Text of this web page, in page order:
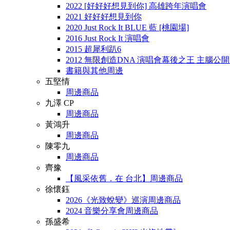
2022 [好好好想見到你] 高雄跨年演唱會
2021 好好好想見到你
2020 Just Rock It BLUE 藍 [桃園場]
2016 Just Rock It 演唱會
2015 超犀利趴6
2012 無限創造DNA 演唱會幕後之王 主腦公
書籍與其他周邊
五堅情
周邊商品
九澤 CP
周邊商品
黃鴻升
周邊商品
陳零九
周邊商品
齊豫
【風采依舊．在 台北】周邊商品
徐懷鈺
2026《光致蛻變》巡演周邊商品
2024 音樂分享會周邊商品
孫盛希